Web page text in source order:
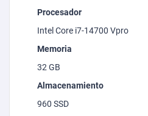
Procesador
Intel Core i7-14700 Vpro
Memoria
32 GB
Almacenamiento
960 SSD